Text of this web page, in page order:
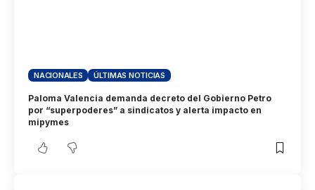
NACIONALES ÚLTIMAS NOTICIAS
Paloma Valencia demanda decreto del Gobierno Petro
por “superpoderes” a sindicatos y alerta impacto en
mipymes